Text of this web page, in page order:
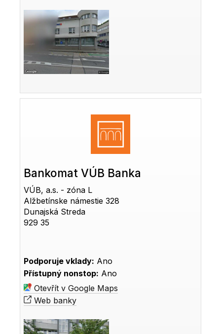
Bankomat VÚB Banka
VÚB, a.s. - zóna L
Alžbetínske námestie 328
Dunajská Streda
929 35
Podporuje vklady: Ano
Přístupný nonstop: Ano
Otevřít v Google Maps
Web banky